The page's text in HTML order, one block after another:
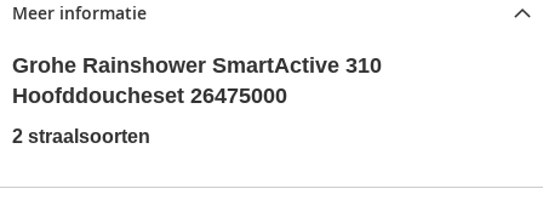
Meer informatie
Grohe Rainshower SmartActive 310
Hoofddoucheset 26475000
2 straalsoorten